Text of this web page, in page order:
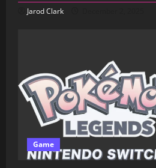
Jarod Clark
Game